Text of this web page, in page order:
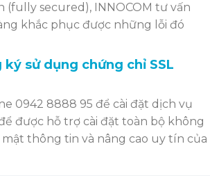
(fully secured), INNOCOM tư vấn
khắc phục được những lỗi đó
ký sử dụng chứng chỉ SSL
0942 8888 95 để cài đặt dịch vụ
được hỗ trợ cài đặt toàn bộ không
mật thông tin và nâng cao uy tín của